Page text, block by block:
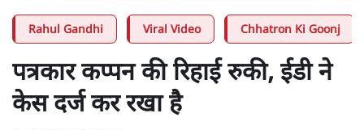
Rahul Gandhi Viral Video Chhatron Ki Goonj
पत्रकार कप्पन की रिहाई रुकी, ईडी ने
केस दर्ज कर रखा है